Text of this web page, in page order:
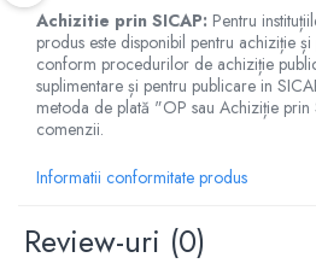
Achizitie prin SICAP: Pentru
produs este disponibil pentru achiziție
conform procedurilor de achiziție
suplimentare și pentru publicare in
metoda de plată "OP sau Achiziție
comenzii.
Informatii conformitate produs
Review-uri (0)